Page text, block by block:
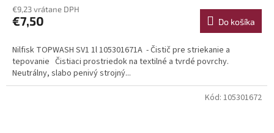
€9,23 vrátane DPH
€7,50 Do košíka
Nilfisk TOPWASH SV1 1l 105301671A - Čistič pre striekanie a
tepovanie Čistiaci prostriedok na textilné a tvrdé povrchy.
Neutrálny, slabo penivý strojný...
Kód: 105301672